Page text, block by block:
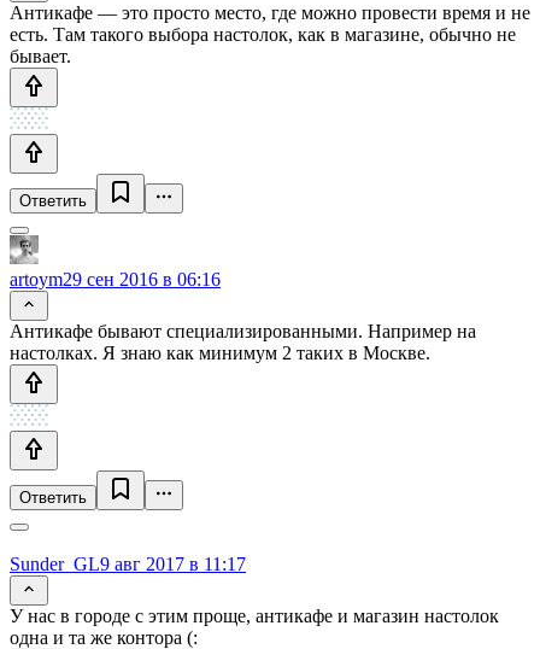
Антикафе — это просто место, где можно провести время и не
есть. Там такого выбора настолок, как в магазине, обычно не
бывает.
Ответить
artoym29 сен 2016 в 06:16
Антикафе бывают специализированными. Например на
настолках. Я знаю как минимум 2 таких в Москве.
Ответить
Sunder_GL9 авг 2017 в 11:17
У нас в городе с этим проще, антикафе и магазин настолок
одна и та же контора (: